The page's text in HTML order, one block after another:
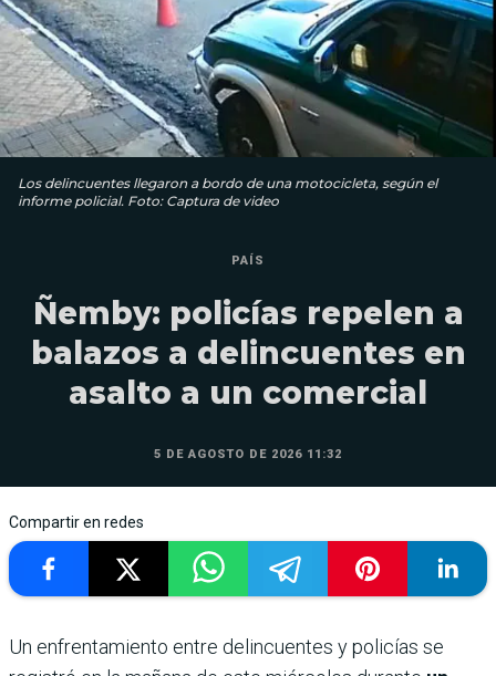
Los delincuentes llegaron a bordo de una motocicleta, según el
informe policial. Foto: Captura de video
PAÍS
Ñemby: policías repelen a
balazos a delincuentes en
asalto a un comercial
5 DE AGOSTO DE 2026 11:32
Compartir en redes
Un enfrentamiento entre delincuentes y policías se